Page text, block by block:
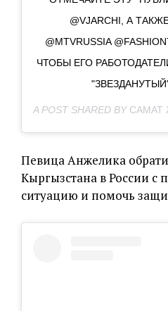
@VJARCHI, А
@MTVRUSSIA
ЧТОБЫ ЕГО
A POST SHARED BY САМАТ
Певица Анжелика
Кыргызстана в России с
ситуацию и помочь